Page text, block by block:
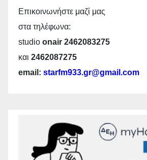
Επικοινωνήστε μαζί μας
στα τηλέφωνα:
studio onair 2462083275
και 2462087275
email: starfm933.gr@gmail.com